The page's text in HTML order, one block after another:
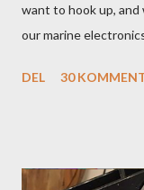
want to hook up,
our marine
DEL 30